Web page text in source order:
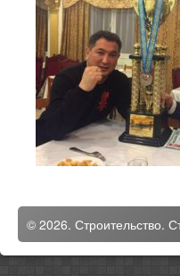
© 2026. Строительство.